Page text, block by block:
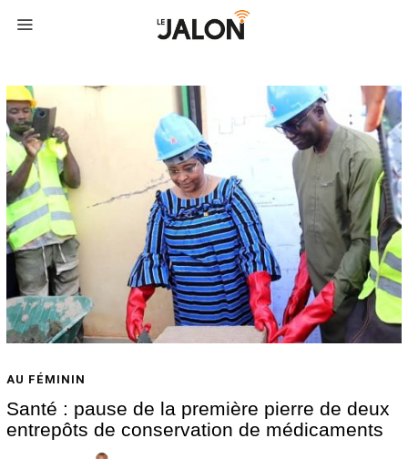
AU FÉMININ
Santé : pause de la première pierre de deux
entrepôts de conservation de médicaments